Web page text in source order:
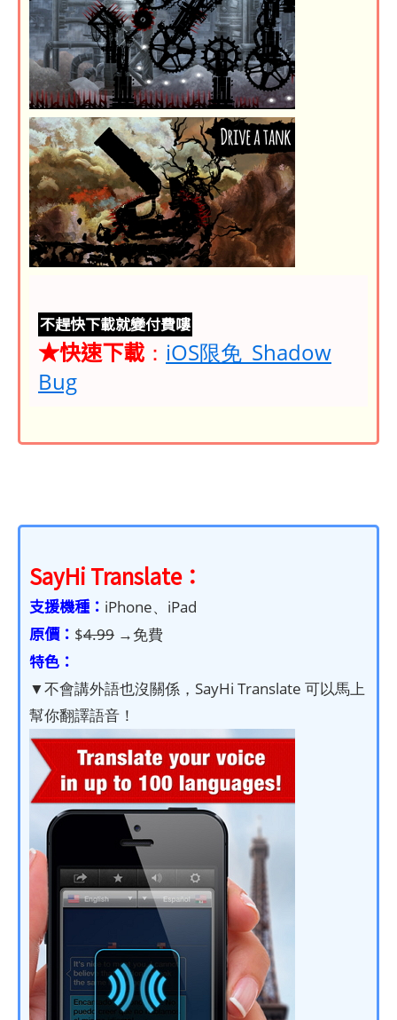
不趕快下載就變付費嘍
★快速下載 ： iOS限免_Shadow
Bug
SayHi Translate：
支援機種： iPhone、iPad
原價： $4.99 →免費
特色：
▼不會講外語也沒關係，SayHi Translate 可以馬上
幫你翻譯語音！